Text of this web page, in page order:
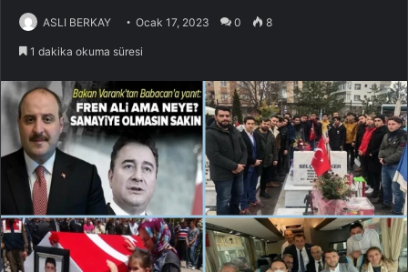
ASLI BERKAY Ocak 17, 2023 0 8
1 dakika okuma süresi